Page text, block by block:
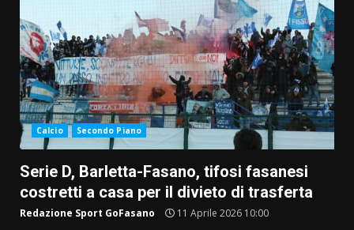
Calcio Secondo Piano
Serie D, Barletta-Fasano, tifosi fasanesi
costretti a casa per il divieto di trasferta
Redazione Sport GoFasano 11 Aprile 2026 10:00